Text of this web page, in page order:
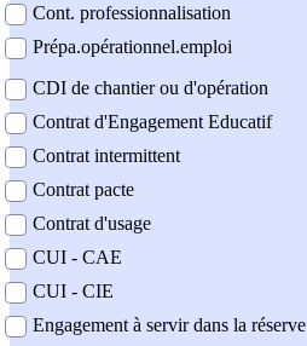
Cont. professionnalisation
Prépa.opérationnel.emploi
CDI de chantier ou d'opération
Contrat d'Engagement Educatif
Contrat intermittent
Contrat pacte
Contrat d'usage
CUI - CAE
CUI - CIE
Engagement à servir dans la réserve